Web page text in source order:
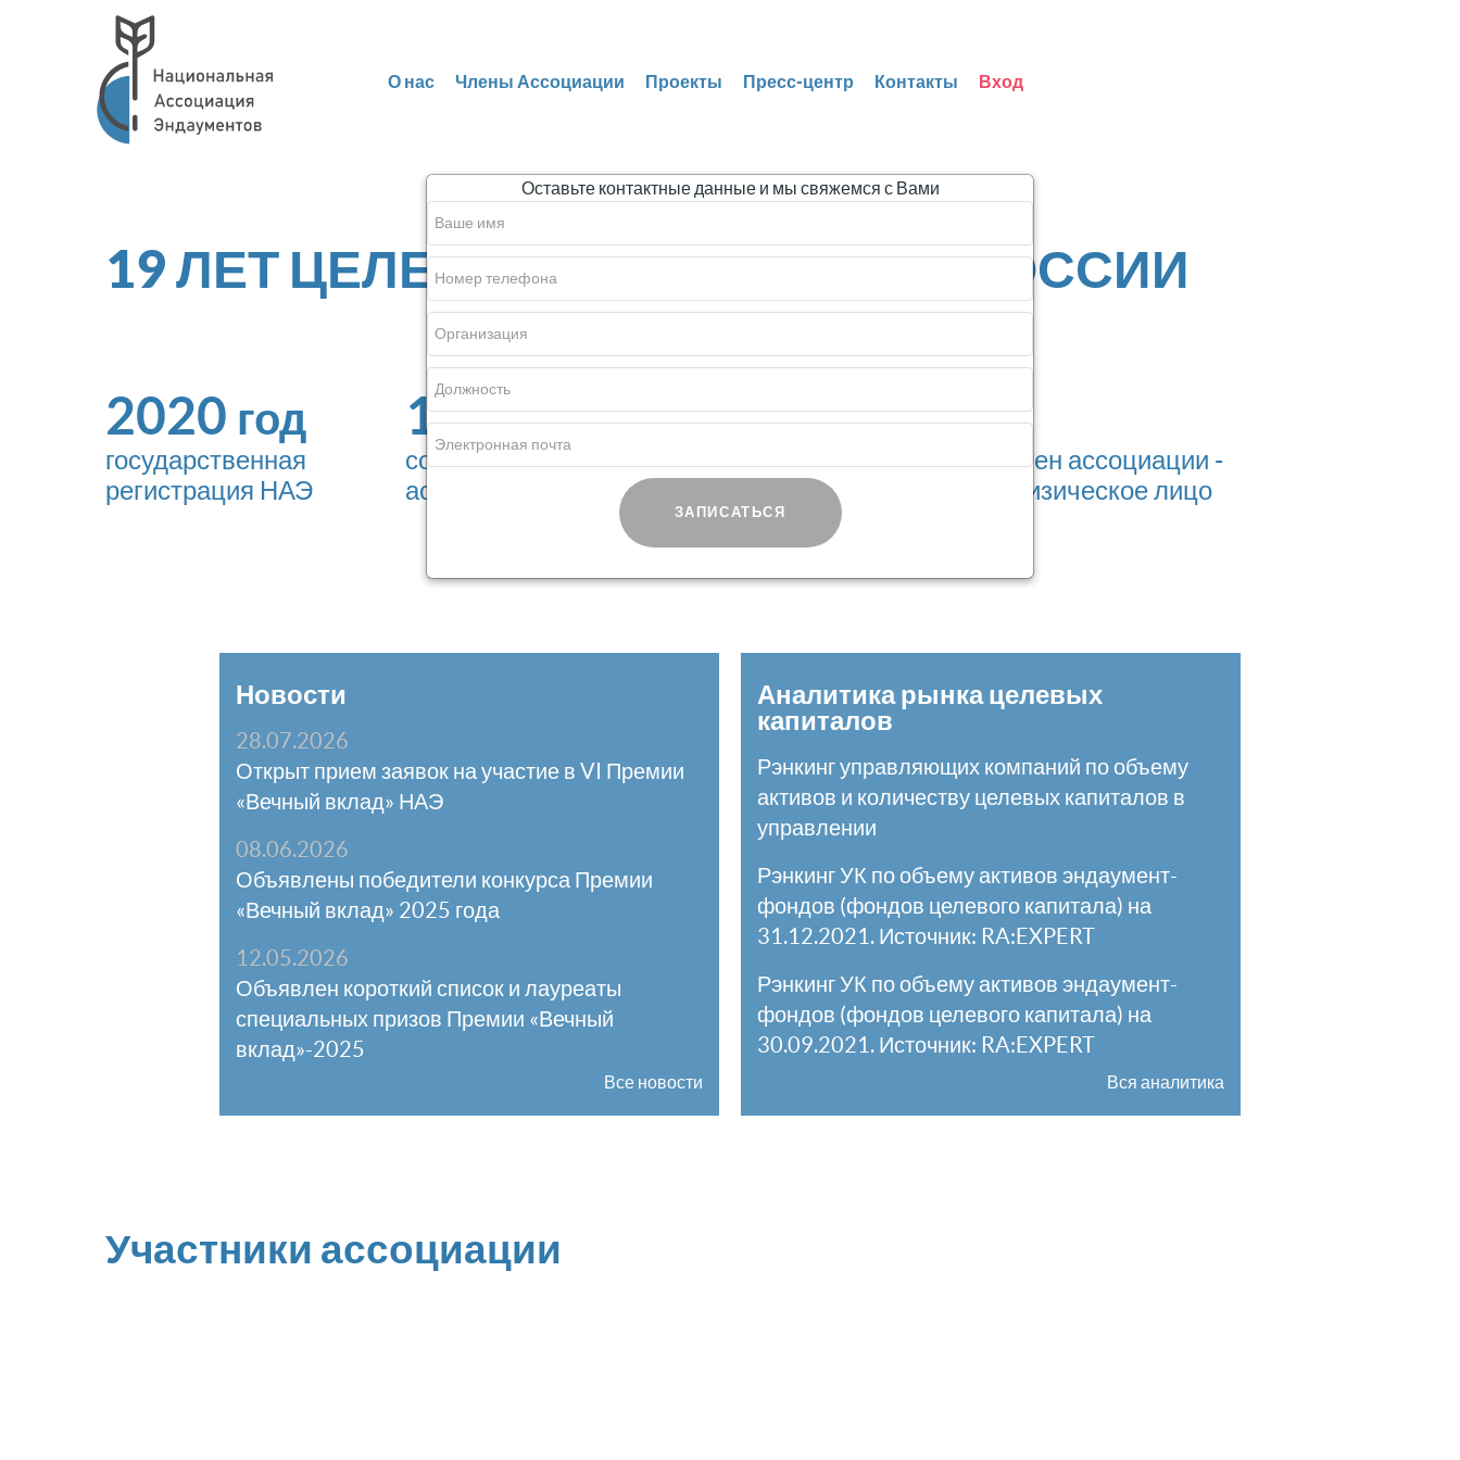
О нас Члены Ассоциации Проекты Пресс-центр Контакты Вход
19ЛЕТ ЦЕЛЕВЫМ КАПИТАЛАМ В РОССИИ
2020 год
государственная
регистрация НАЭ
11
сооснователей
ассоциации
31
член ассоциации -
юридическое лицо
1
член ассоциации -
физическое лицо
Новости
28.07.2026
Открыт прием заявок на участие в VI Премии
«Вечный вклад» НАЭ
08.06.2026
Объявлены победители конкурса Премии
«Вечный вклад» 2025 года
12.05.2026
Объявлен короткий список и лауреаты
специальных призов Премии «Вечный
вклад»-2025
Все новости
Аналитика рынка целевых
капиталов
Рэнкинг управляющих компаний по объему
активов и количеству целевых капиталов в
управлении
Рэнкинг УК по объему активов эндаумент-
фондов (фондов целевого капитала) на
31.12.2021. Источник: RA:EXPERT
Рэнкинг УК по объему активов эндаумент-
фондов (фондов целевого капитала) на
30.09.2021. Источник: RA:EXPERT
Вся аналитика
Участники ассоциации
Оставьте контактные данные и мы свяжемся с Вами
ЗАПИСАТЬСЯ